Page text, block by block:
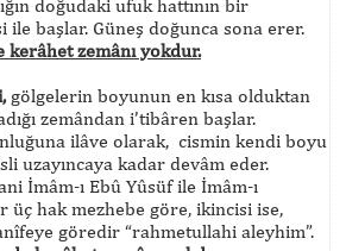
doğudaki ufuk hattının bir
ile başlar. Güneş doğunca sona erer.
zemânı yokdur.
gölgelerin boyunun en kısa olduktan
zemândan i’tibâren başlar.
ilâve olarak, cismin kendi boyu
uzayıncaya kadar devâm eder.
İmâm-ı Ebû Yûsüf ile İmâm-ı
üç hak mezhebe göre, ikincisi ise,
göredir “rahmetullahi aleyhim”.